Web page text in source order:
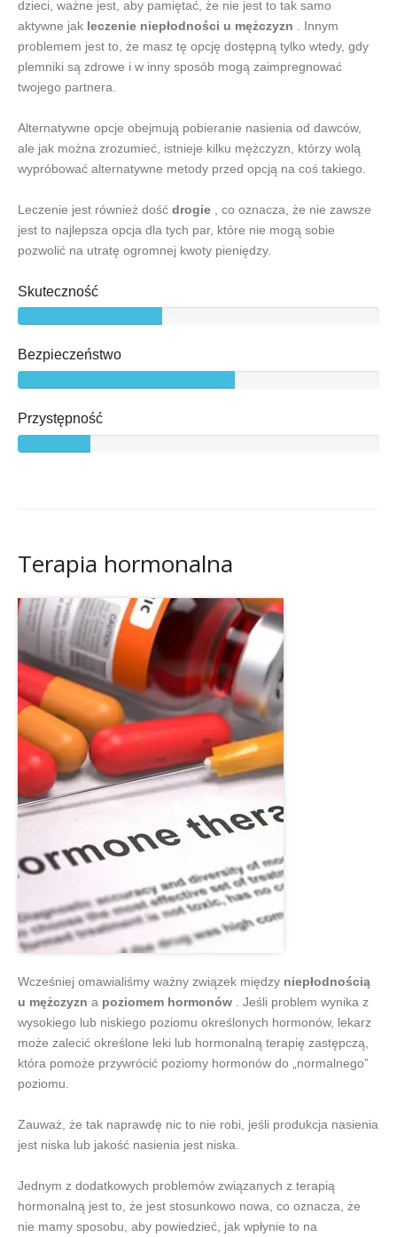
dzieci, ważne jest, aby pamiętać, że nie jest to tak samo
aktywne jak leczenie niepłodności u mężczyzn . Innym
problemem jest to, że masz tę opcję dostępną tylko wtedy, gdy
plemniki są zdrowe i w inny sposób mogą zaimpregnować
twojego partnera.
Alternatywne opcje obejmują pobieranie nasienia od dawców,
ale jak można zrozumieć, istnieje kilku mężczyzn, którzy wolą
wypróbować alternatywne metody przed opcją na coś takiego.
Leczenie jest również dość drogie , co oznacza, że nie zawsze
jest to najlepsza opcja dla tych par, które nie mogą sobie
pozwolić na utratę ogromnej kwoty pieniędzy.
Skuteczność
Bezpieczeństwo
Przystępność
Terapia hormonalna
Wcześniej omawialiśmy ważny związek między niepłodnością
u mężczyzn a poziomem hormonów . Jeśli problem wynika z
wysokiego lub niskiego poziomu określonych hormonów, lekarz
może zalecić określone leki lub hormonalną terapię zastępczą,
która pomoże przywrócić poziomy hormonów do „normalnego”
poziomu.
Zauważ, że tak naprawdę nic to nie robi, jeśli produkcja nasienia
jest niska lub jakość nasienia jest niska.
Jednym z dodatkowych problemów związanych z terapią
hormonalną jest to, że jest stosunkowo nowa, co oznacza, że
nie mamy sposobu, aby powiedzieć, jak wpłynie to na